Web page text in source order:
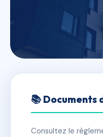
LA BELLE
MS159087
📍 51 PASSAGE DU
📚 Documents
Consultez le